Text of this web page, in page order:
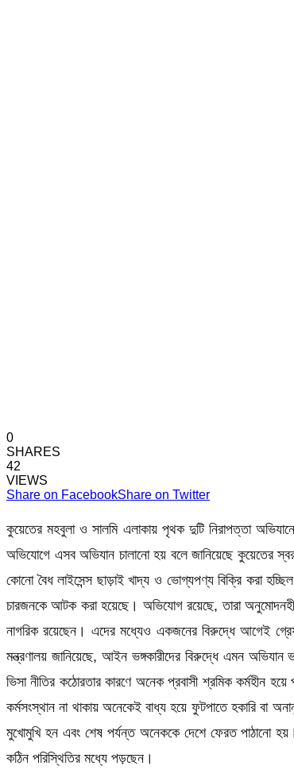
0
SHARES
42
VIEWS
Share on FacebookShare on Twitter
কুয়েতের মহবুলা ও সালমি এলাকায় পৃথক দুটি নিরাপত্তা
অভিযোগে এসব অভিযান চালানো হয় বলে জানিয়েছে কুয়েতের
কোনো বৈধ লাইসেন্স ছাড়াই খাদ্য ও ভোগ্যপণ্য বিক্রি করা
চারজনকে আটক করা হয়েছে। অভিযোগ রয়েছে, তারা
নাগরিক রয়েছেন। এদের মধ্যেও একজনের বিরুদ্ধে আগেই
মন্ত্রণালয় জানিয়েছে, আইন ভঙ্গকারীদের বিরুদ্ধে এমন
ভিসা নীতির কঠোরতার কারণে অনেক প্রবাসী শ্রমিক কর্মহীন
কর্মসংস্থান না থাকায় অনেকেই বাধ্য হয়ে ফুটপাতে হকারি বা
মুখোমুখি হন এবং শেষ পর্যন্ত অনেককে দেশে ফেরত পাঠানো
কঠিন পরিস্থিতির মধ্যে পড়ছেন।